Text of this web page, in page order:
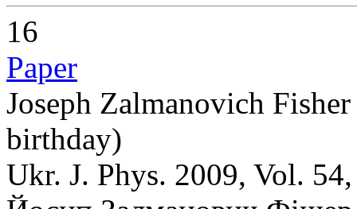
16
Paper
Joseph Zalmanovich
birthday)
Ukr. J. Phys. 2009, Vol.